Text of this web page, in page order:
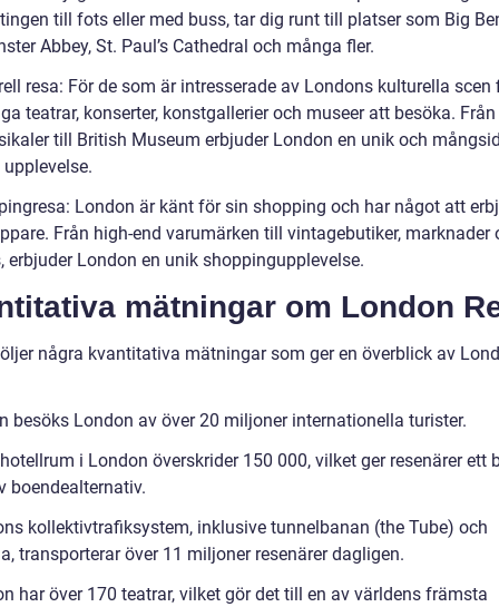
till fots eller med buss, tar dig runt till platser som Big
Abbey, St. Paul’s Cathedral och många fler.
resa: För de som är intresserade av Londons kulturella scen
teatrar, konserter, konstgallerier och museer att besöka. Från
till British Museum erbjuder London en unik och
London är känt för sin shopping och har något att
Från high-end varumärken till vintagebutiker, marknader
erbjuder London en unik shoppingupplevelse.
mätningar om London
några kvantitativa mätningar som ger en överblick av
besöks London av över 20 miljoner internationella turister.
i London överskrider 150 000, vilket ger resenärer ett
boendealternativ.
kollektivtrafiksystem, inklusive tunnelbanan (the Tube) och
transporterar över 11 miljoner resenärer dagligen.
har över 170 teatrar, vilket gör det till en av världens främsta